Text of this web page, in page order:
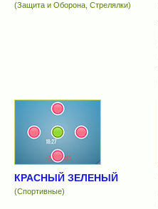
(Защита и Оборона, Стрелялки)
КРАСНЫЙ ЗЕЛЕНЫЙ
(Спортивные)